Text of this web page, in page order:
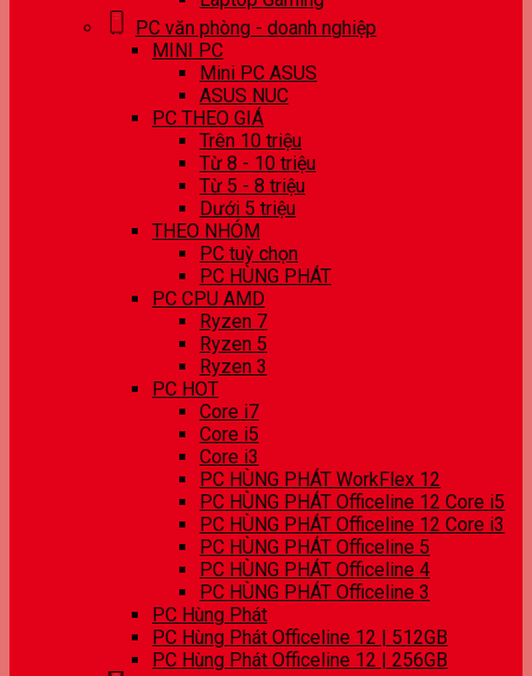
PC văn phòng - doanh nghiệp
MINI PC
Mini PC ASUS
ASUS NUC
PC THEO GIÁ
Trên 10 triệu
Từ 8 - 10 triệu
Từ 5 - 8 triệu
Dưới 5 triệu
THEO NHÓM
PC tuỳ chọn
PC HÙNG PHÁT
PC CPU AMD
Ryzen 7
Ryzen 5
Ryzen 3
PC HOT
Core i7
Core i5
Core i3
PC HÙNG PHÁT WorkFlex 12
PC HÙNG PHÁT Officeline 12 Core i5
PC HÙNG PHÁT Officeline 12 Core i3
PC HÙNG PHÁT Officeline 5
PC HÙNG PHÁT Officeline 4
PC HÙNG PHÁT Officeline 3
PC Hùng Phát
PC Hùng Phát Officeline 12 | 512GB
PC Hùng Phát Officeline 12 | 256GB